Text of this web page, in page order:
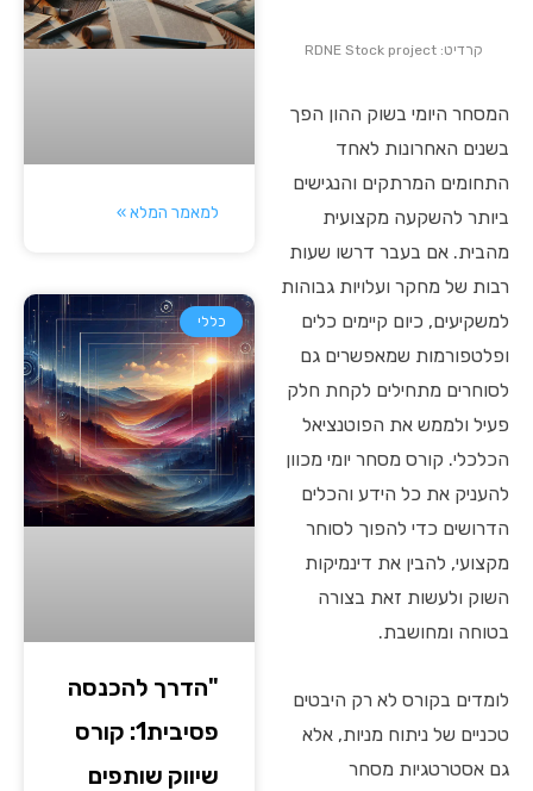
קרדיט: RDNE Stock project
המסחר היומי בשוק ההון הפך
בשנים האחרונות לאחד
התחומים המרתקים והנגישים
ביותר להשקעה מקצועית
מהבית. אם בעבר דרשו שעות
רבות של מחקר ועלויות גבוהות
למשקיעים, כיום קיימים כלים
ופלטפורמות שמאפשרים גם
לסוחרים מתחילים לקחת חלק
פעיל ולממש את הפוטנציאל
הכלכלי. קורס מסחר יומי מכוון
להעניק את כל הידע והכלים
הדרושים כדי להפוך לסוחר
מקצועי, להבין את דינמיקות
השוק ולעשות זאת בצורה
בטוחה ומחושבת.
לומדים בקורס לא רק היבטים
טכניים של ניתוח מניות, אלא
גם אסטרטגיות מסחר
למאמר המלא »
כללי
"הדרך להכנסה
פסיבית1: קורס
שיווק שותפים